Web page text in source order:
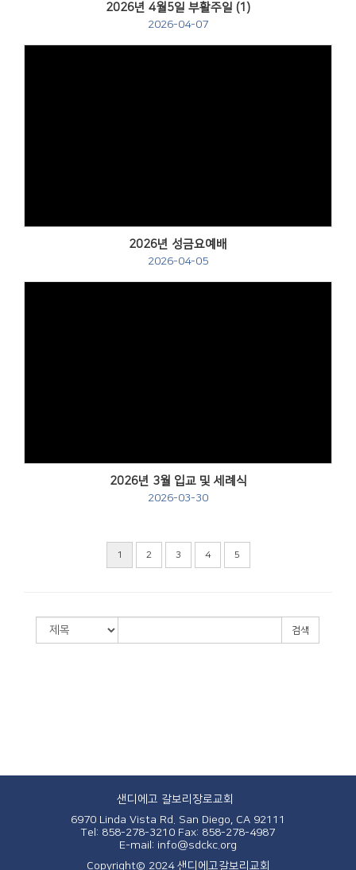
2026년 4월5일 부활주일 (1)
2026-04-07
2026년 성금요예배
2026-04-05
2026년 3월 입교 및 세례식
2026-03-30
1 2 3 4 5
검색
샌디에고 갈보리장로교회
6970 Linda Vista Rd. San Diego, CA 92111
Tel: 858-278-3210 Fax: 858-278-4987
E-mail: info@sdckc.org
Copyright© 2024 샌디에고갈보리교회